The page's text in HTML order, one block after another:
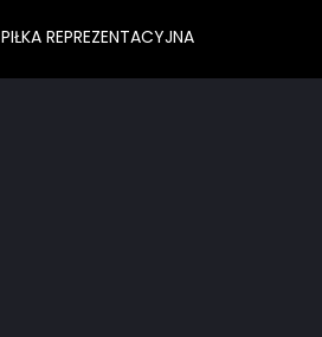
PIŁKA REPREZENTACYJNA